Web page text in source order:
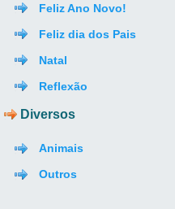
Feliz Ano Novo!
Feliz dia dos Pais
Natal
Reflexão
Diversos
Animais
Outros